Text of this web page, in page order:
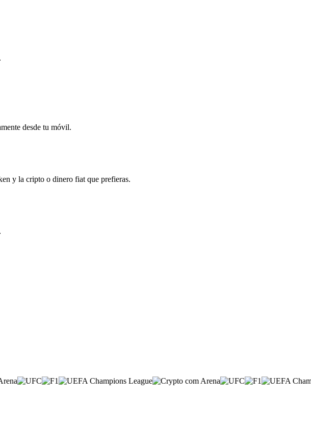
desde tu móvil.
y la cripto o dinero fiat que prefieras.